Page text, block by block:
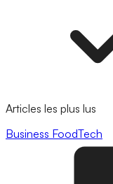
Articles les plus lus
Business FoodTech